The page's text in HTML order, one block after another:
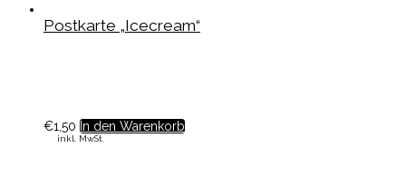
Postkarte „Icecream“
€1,50 In den Warenkorb
inkl. MwSt.